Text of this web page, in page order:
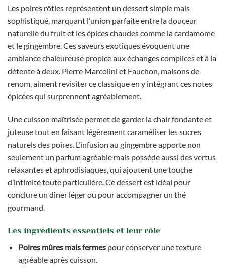
Les poires rôties représentent un dessert simple mais
sophistiqué, marquant l’union parfaite entre la douceur
naturelle du fruit et les épices chaudes comme la cardamome
et le gingembre. Ces saveurs exotiques évoquent une
ambiance chaleureuse propice aux échanges complices et à la
détente à deux. Pierre Marcolini et Fauchon, maisons de
renom, aiment revisiter ce classique en y intégrant ces notes
épicées qui surprennent agréablement.
Une cuisson maîtrisée permet de garder la chair fondante et
juteuse tout en faisant légèrement caraméliser les sucres
naturels des poires. L’infusion au gingembre apporte non
seulement un parfum agréable mais possède aussi des vertus
relaxantes et aphrodisiaques, qui ajoutent une touche
d’intimité toute particulière. Ce dessert est idéal pour
conclure un dîner léger ou pour accompagner un thé
gourmand.
Les ingrédients essentiels et leur rôle
Poires mûres mais fermespour conserver une texture
agréable après cuisson.